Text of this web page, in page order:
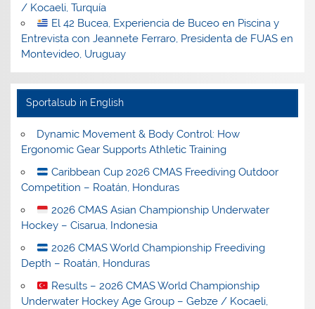
/ Kocaeli, Turquía
El 42 Bucea, Experiencia de Buceo en Piscina y
Entrevista con Jeannete Ferraro, Presidenta de FUAS en
Montevideo, Uruguay
Sportalsub in English
Dynamic Movement & Body Control: How
Ergonomic Gear Supports Athletic Training
Caribbean Cup 2026 CMAS Freediving Outdoor
Competition – Roatán, Honduras
2026 CMAS Asian Championship Underwater
Hockey – Cisarua, Indonesia
2026 CMAS World Championship Freediving
Depth – Roatán, Honduras
Results – 2026 CMAS World Championship
Underwater Hockey Age Group – Gebze / Kocaeli,